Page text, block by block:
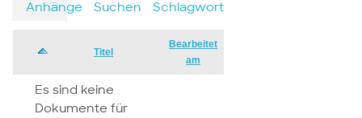
Anhänge
Suchen Schlagwort
Has
Titel
Bearbeitet
am
Es sind keine
Dokumente für